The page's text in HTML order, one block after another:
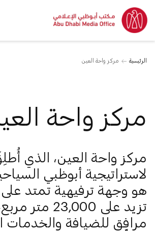
الرئيسية مركز واحة العين
مركز واحة
مركز واحة العين، الذي
هو وجهة ترفيهية تمتد
تزيد على 23,000
مرافق للضيافة والخدمات